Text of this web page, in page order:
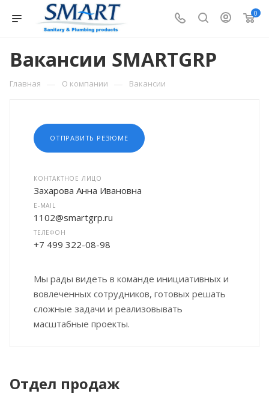
0
Вакансии SMARTGRP
Главная — О компании — Вакансии
ОТПРАВИТЬ РЕЗЮМЕ
КОНТАКТНОЕ ЛИЦО
Захарова Анна Ивановна
E-MAIL
1102@smartgrp.ru
ТЕЛЕФОН
+7 499 322-08-98
Мы рады видеть в команде инициативных и
вовлеченных сотрудников, готовых решать
сложные задачи и реализовывать
масштабные проекты.
Отдел продаж